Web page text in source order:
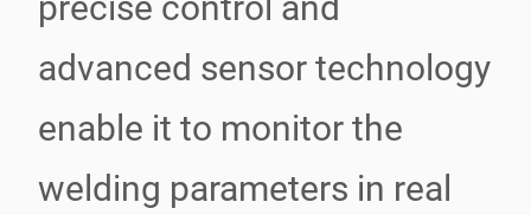
advanced sensor technology
enable it to monitor the
welding parameters in real